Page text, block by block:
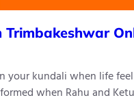
your kundali when life
when Rahu and